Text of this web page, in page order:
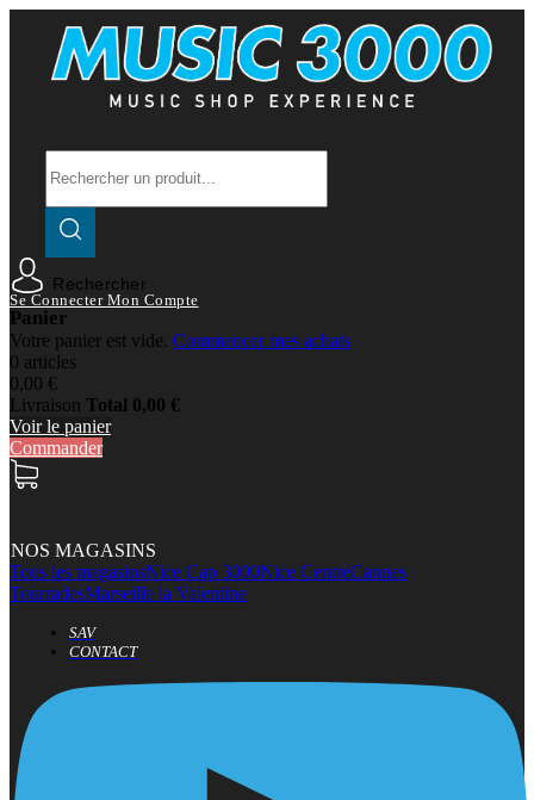
Rechercher
Se Connecter Mon Compte
Panier
Votre panier est vide. Commencer mes achats
0 articles
0,00 €
Livraison Total 0,00 €
Voir le panier
Commander
NOS MAGASINS
Tous les magasinsNice Cap 3000Nice CentreCannes
TourradesMarseille la Valentine
SAV
CONTACT